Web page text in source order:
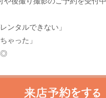
ンタルできない」
ゃった」
◎